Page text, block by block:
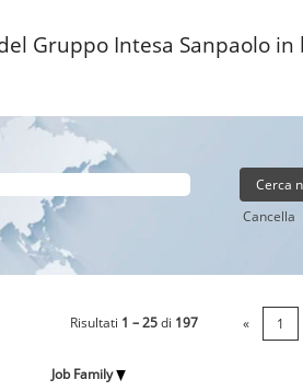
Gruppo Intesa Sanpaolo
Cancella
Risultati 1 – 25di 197 « 1
Job Family